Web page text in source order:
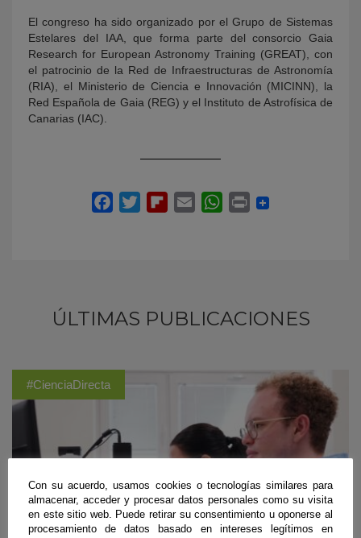
El congreso ha sido organizado por el Grupo de Sistemas
Estelares del IAA, que forma parte del consorcio Gaia
Research for European Astronomy Training (GREAT), con
el patrocinio de la Red de Infraestructuras de Astronomía
(RIA), el Ministerio de Ciencia e Innovación (MICINN), la
Red Española de Gaia (REG) y el Instituto de Astrofísica de
Canarias (IAC).
ÚLTIMAS PUBLICACIONES
#CienciaDirecta
Con su acuerdo, usamos cookies o tecnologías similares para
almacenar, acceder y procesar datos personales como su visita
en este sitio web. Puede retirar su consentimiento u oponerse al
procesamiento de datos basado en intereses legítimos en